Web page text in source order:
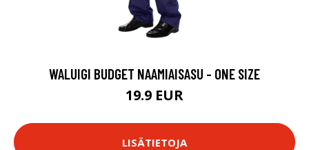
WALUIGI BUDGET NAAMIAISASU - ONE SIZE
19.9 EUR
LISÄTIETOJA